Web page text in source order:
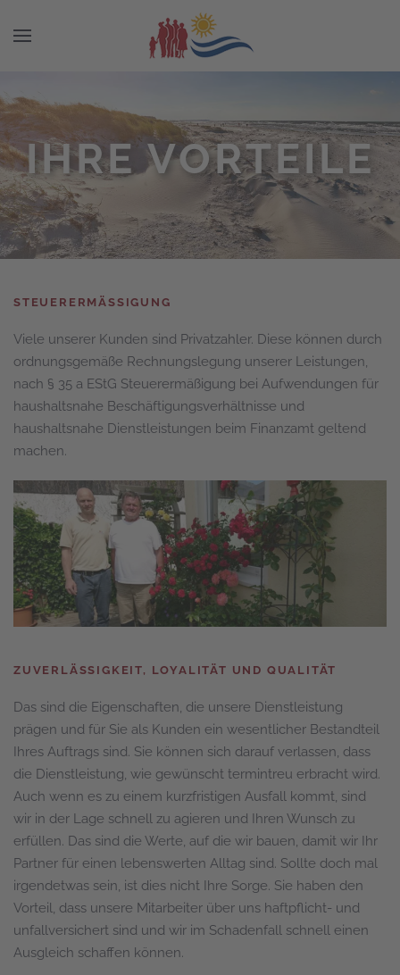
IHRE VORTEILE
STEUERERMÄSSIGUNG
Viele unserer Kunden sind Privatzahler. Diese können durch
ordnungsgemäße Rechnungslegung unserer Leistungen,
nach § 35 a EStG Steuerermäßigung bei Aufwendungen für
haushaltsnahe Beschäftigungsverhältnisse und
haushaltsnahe Dienstleistungen beim Finanzamt geltend
machen.
ZUVERLÄSSIGKEIT, LOYALITÄT UND QUALITÄT
Das sind die Eigenschaften, die unsere Dienstleistung
prägen und für Sie als Kunden ein wesentlicher Bestandteil
Ihres Auftrags sind. Sie können sich darauf verlassen, dass
die Dienstleistung, wie gewünscht termintreu erbracht wird.
Auch wenn es zu einem kurzfristigen Ausfall kommt, sind
wir in der Lage schnell zu agieren und Ihren Wunsch zu
erfüllen. Das sind die Werte, auf die wir bauen, damit wir Ihr
Partner für einen lebenswerten Alltag sind. Sollte doch mal
irgendetwas sein, ist dies nicht Ihre Sorge. Sie haben den
Vorteil, dass unsere Mitarbeiter über uns haftpflicht- und
unfallversichert sind und wir im Schadenfall schnell einen
Ausgleich schaffen können.